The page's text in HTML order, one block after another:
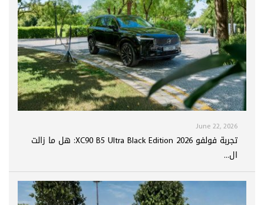
June 22, 2026
تجربة فولفو XC90 B5 Ultra Black Edition 2026: هل ما زالت
ال...